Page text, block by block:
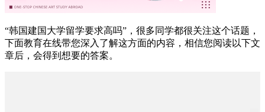
“韩国建国大学留学要求高吗”，很多同学都很关注这个话题，
下面教育在线带您深入了解这方面的内容，相信您阅读以下文
章后，会得到想要的答案。